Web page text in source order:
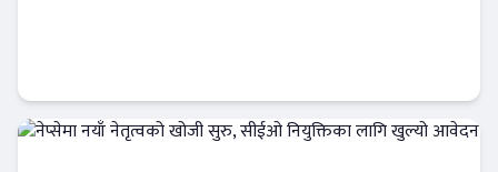
क्यापिटल मार्केट